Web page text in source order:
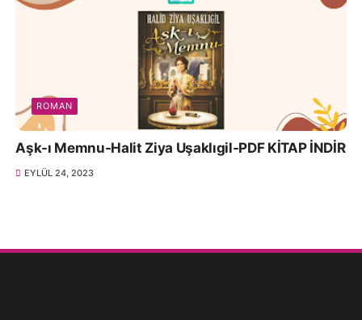
ROMAN
Aşk-ı Memnu-Halit Ziya Uşaklıgil-PDF KİTAP İNDİR
EYLÜL 24, 2023